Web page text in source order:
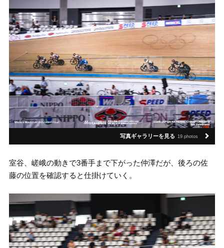
写真ギャラリーを見る 19 photos
室谷、嵯峨の動きで3番手まで下がった仲澤だが、後ろの佐
藤の位置を確認すると仕掛けていく。